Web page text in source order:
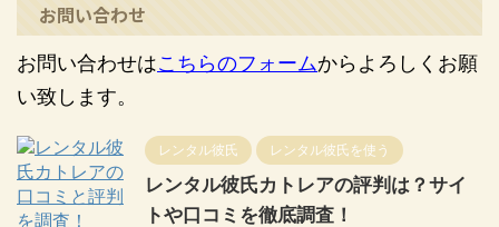
お問い合わせ
お問い合わせはこちらのフォームからよろしくお願
い致します。
レンタル彼氏 レンタル彼氏を使う
レンタル彼氏カトレアの評判は？サイ
トや口コミを徹底調査！